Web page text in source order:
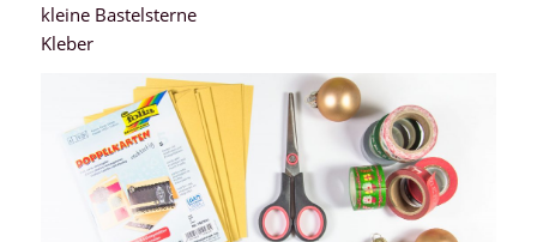
kleine Bastelsterne
Kleber